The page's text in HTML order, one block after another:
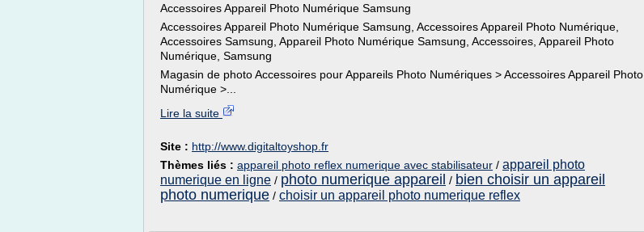
Accessoires Appareil Photo Numérique Samsung
Accessoires Appareil Photo Numérique Samsung, Accessoires Appareil Photo Numérique,
Accessoires Samsung, Appareil Photo Numérique Samsung, Accessoires, Appareil Photo
Numérique, Samsung
Magasin de photo Accessoires pour Appareils Photo Numériques > Accessoires Appareil Photo
Numérique >...
Lire la suite
Site : http://www.digitaltoyshop.fr
Thèmes liés : appareil photo reflex numerique avec stabilisateur / appareil photo
numerique en ligne / photo numerique appareil / bien choisir un appareil
photo numerique / choisir un appareil photo numerique reflex